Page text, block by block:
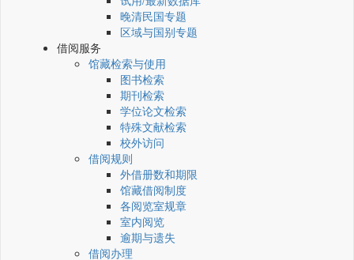
晚清民国专题
区域与国别专题
借阅服务
馆藏检索与使用
图书检索
期刊检索
学位论文检索
特殊文献检索
校外访问
借阅规则
外借册数和期限
馆藏借阅制度
各阅览室规章
室内阅览
逾期与遗失
借阅办理